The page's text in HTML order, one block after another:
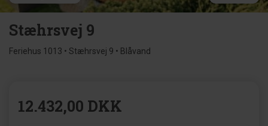
Stæhrsvej 9
Feriehus 1013 • Stæhrsvej 9 • Blåvand
12.432,00 DKK